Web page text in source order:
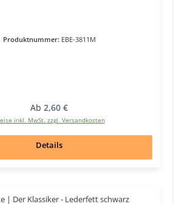
Produktnummer: EBE-3811M
Regulärer Preis:
Ab 2,60 €
inkl. MwSt. zzgl. Versandkosten
Details